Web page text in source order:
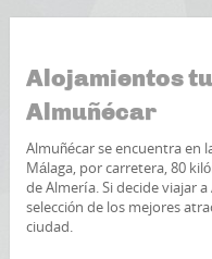
Alojamientos
Almuñécar
Almuñécar se encuentra en
Málaga, por carretera, 80
de Almería. Si decide viajar
selección de los mejores
ciudad.